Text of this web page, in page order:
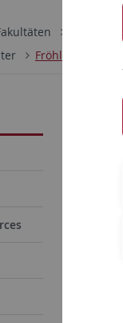
Fröhlich, Marlen
Dr.